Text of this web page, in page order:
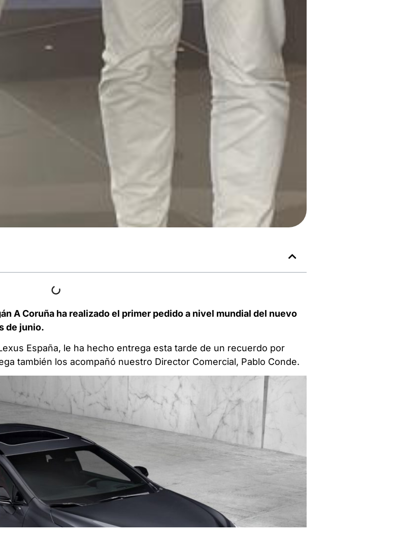
A Coruña ha realizado el primer pedido a nivel mundial del nuevo
de junio.
España, le ha hecho entrega esta tarde de un recuerdo por
también los acompañó nuestro Director Comercial, Pablo Conde.